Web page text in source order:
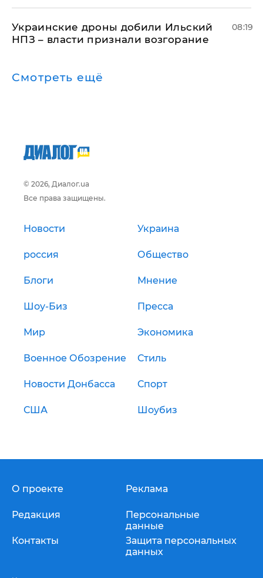
Украинские дроны добили Ильский
НПЗ – власти признали возгорание
08:19
Смотреть ещё
© 2026, Диалог.ua
Все права защищены.
Новости Украина
россия Общество
Блоги Мнение
Шоу-Биз Пресса
Мир Экономика
Военное Обозрение Стиль
Новости Донбасса Спорт
США Шоубиз
О проекте
Редакция
Контакты
Реклама
Персональные
данные
Защита персональных
данных